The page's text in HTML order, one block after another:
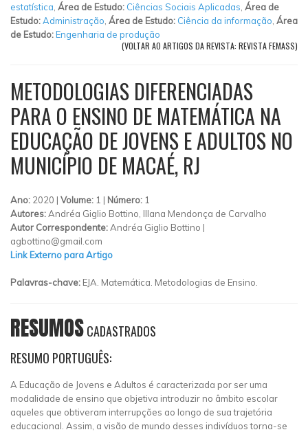
estatística Área de Estudo: Ciências Sociais Aplicadas Área de
Estudo:Administração Área de Estudo: Ciência da informação Área
de Estudo:Engenharia de produção
(VOLTAR AO ARTIGOS DA REVISTA: REVISTA FEMASS)
METODOLOGIAS DIFERENCIADAS
PARA O ENSINO DE MATEMÁTICA NA
EDUCAÇÃO DE JOVENS E ADULTOS NO
MUNICÍPIO DE MACAÉ, RJ
Ano: 2020 | Volume: 1 | Número: 1
Autores:Andréa Giglio Bottino, Illana Mendonça de Carvalho
Autor Correspondente:Andréa Giglio Bottino |
agbottino@gmail.com
Link Externo para Artigo
Palavras-chave: EJA. Matemática. Metodologias de Ensino.
RESUMOSCADASTRADOS
RESUMO PORTUGUÊS:
A Educação de Jovens e Adultos é caracterizada por ser uma
modalidade de ensino que objetiva introduzir no âmbito escolar
aqueles que obtiveram interrupções ao longo de sua trajetória
educacional. Assim, a visão de mundo desses indivíduos torna-se